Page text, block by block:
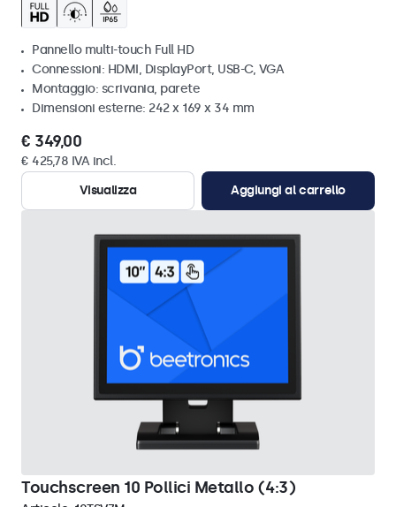
Pannello multi-touch Full HD
Connessioni: HDMI, DisplayPort, USB-C, VGA
Montaggio: scrivania, parete
Dimensioni esterne: 242 x 169 x 34 mm
€ 349,00
€ 425,78 IVA incl.
Visualizza
Aggiungi al carrello
Touchscreen 10 Pollici Metallo (4:3)